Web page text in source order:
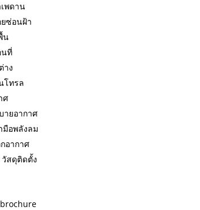
พดาน
ยซ่อนฝ้า
น
นที่
าง
โทรล
ศ
ายอากาศ
มือพลังลม
อากาศ
สดุติดตั้ง